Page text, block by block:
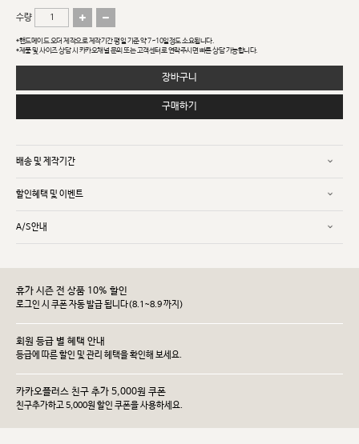
수량
*핸드메이드 오더 제작으로 제작기간 평일 기준 약 7~10일정도 소요됩니다.
*제품 및 사이즈 상담 시 카카오채널 문의 또는 고객센터로 연락주시면 빠른 상담 가능합니다.
장바구니
구매하기
배송 및 제작기간
할인혜택 및 이벤트
A/S안내
휴가 시즌 전 상품 10% 할인
로그인 시 쿠폰 자동 발급 됩니다(8.1~8.9 까지)
회원 등급 별 혜택 안내
등급에 따른 할인 및 관리 헤택을 확인해 보세요.
카카오플러스 친구 추가 5,000원 쿠폰
친구추가하고 5,000원 할인 쿠폰을 사용하세요.